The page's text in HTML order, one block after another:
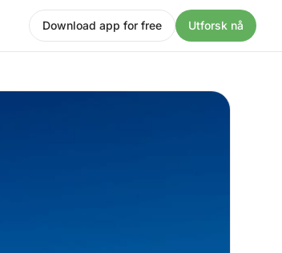
Download app for free Utforsk nå